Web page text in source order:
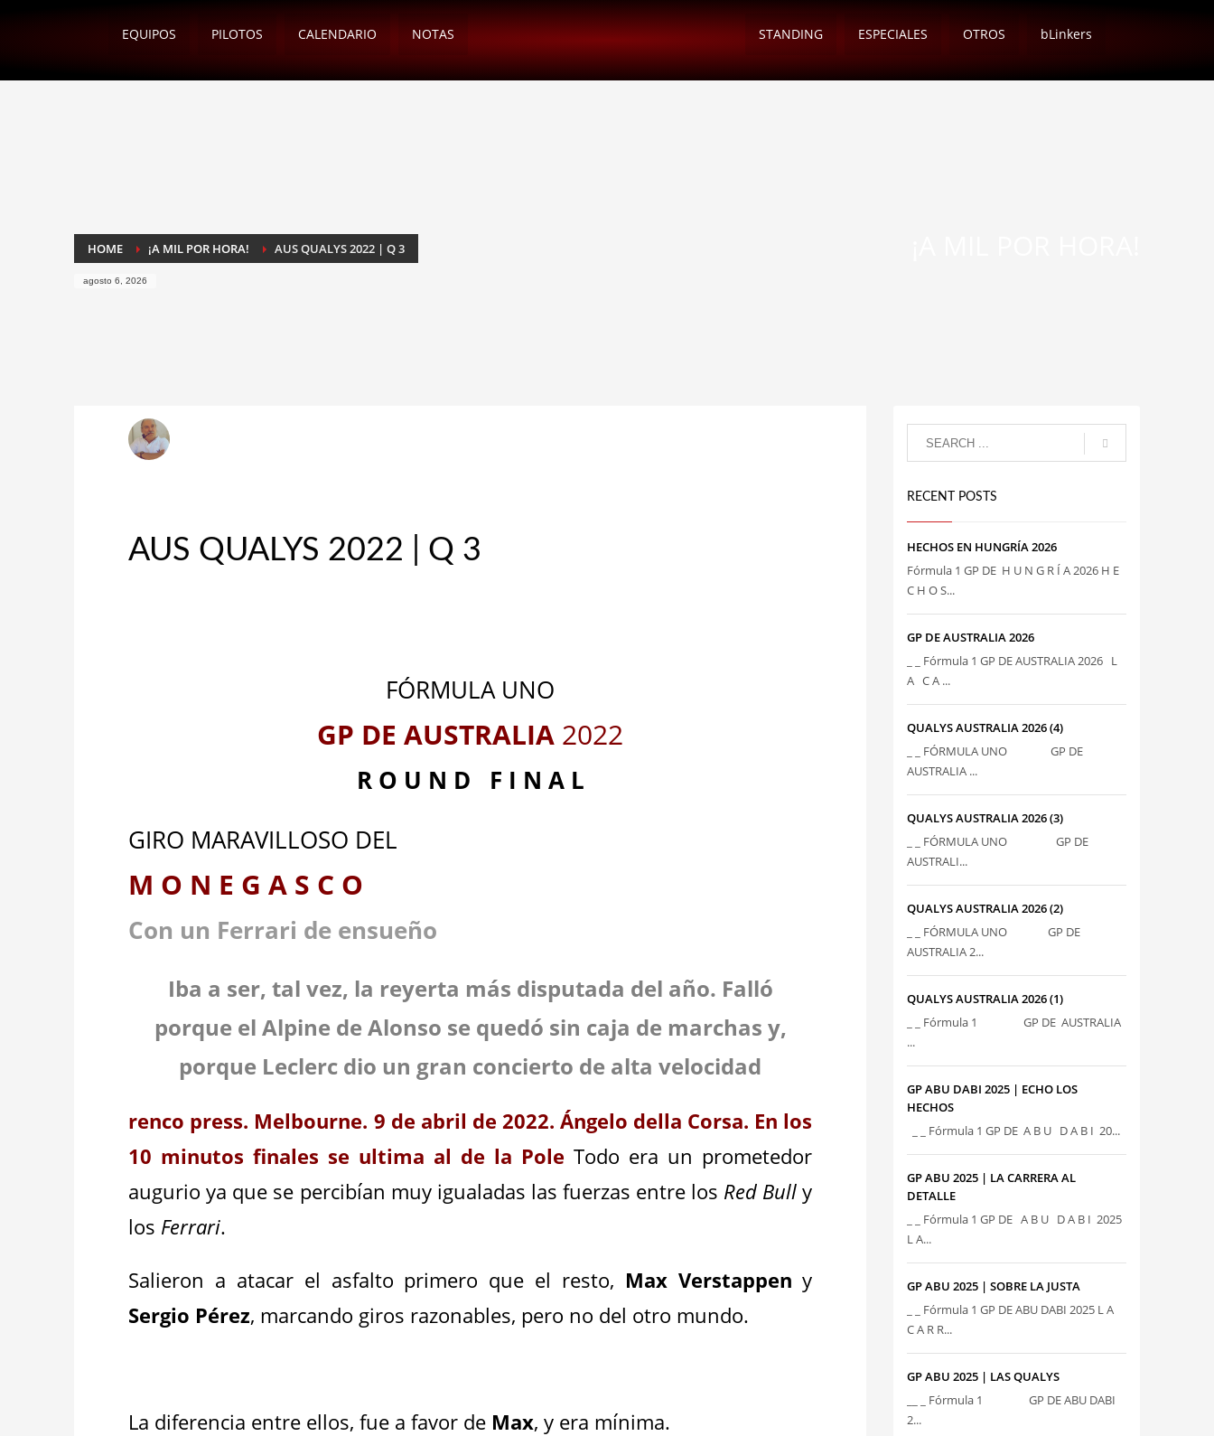
EQUIPOS PILOTOS CALENDARIO NOTAS STANDING ESPECIALES OTROS bLinkers
HOME ¡A MIL POR HORA! AUS QUALYS 2022 | Q 3
agosto 6, 2026
AUS QUALYS 2022 | Q 3
FÓRMULA UNO
GP DE AUSTRALIA 2022
R O U N D F I N A L
GIRO MARAVILLOSO DEL
M O N E G A S C O
Con un Ferrari de ensueño
Iba a ser, tal vez, la reyerta más disputada del año. Falló
porque el Alpine de Alonso se quedó sin caja de marchas y,
porque Leclerc dio un gran concierto de alta velocidad
renco press. Melbourne. 9 de abril de 2022. Ángelo della Corsa. En los
10 minutos finales se ultima al de la Pole Todo era un prometedor
augurio ya que se percibían muy igualadas las fuerzas entre los Red Bull y
los Ferrari.
Salieron a atacar el asfalto primero que el resto, Max Verstappen y
Sergio Pérez, marcando giros razonables, pero no del otro mundo.
La diferencia entre ellos, fue a favor de Max, y era mínima.
RECENT POSTS
HECHOS EN HUNGRÍA 2026
Fórmula 1 GP DE H U N G R Í A 2026 H E
C H O S...
GP DE AUSTRALIA 2026
_ _ Fórmula 1 GP DE AUSTRALIA 2026 L
A C A ...
QUALYS AUSTRALIA 2026 (4)
_ _ FÓRMULA UNO GP DE
AUSTRALIA ...
QUALYS AUSTRALIA 2026 (3)
_ _ FÓRMULA UNO GP DE
AUSTRALI...
QUALYS AUSTRALIA 2026 (2)
_ _ FÓRMULA UNO GP DE
AUSTRALIA 2...
QUALYS AUSTRALIA 2026 (1)
_ _ Fórmula 1 GP DE AUSTRALIA
...
GP ABU DABI 2025 | ECHO LOS
HECHOS
_ _ Fórmula 1 GP DE A B U D A B I 20...
GP ABU 2025 | LA CARRERA AL
DETALLE
_ _ Fórmula 1 GP DE A B U D A B I 2025
L A...
GP ABU 2025 | SOBRE LA JUSTA
_ _ Fórmula 1 GP DE ABU DABI 2025 L A
C A R R...
GP ABU 2025 | LAS QUALYS
__ _ Fórmula 1 GP DE ABU DABI
2...